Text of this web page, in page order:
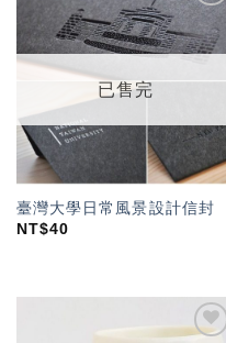
「願
望輕
已售完
臺灣大學日常風景設計信封
NT$40